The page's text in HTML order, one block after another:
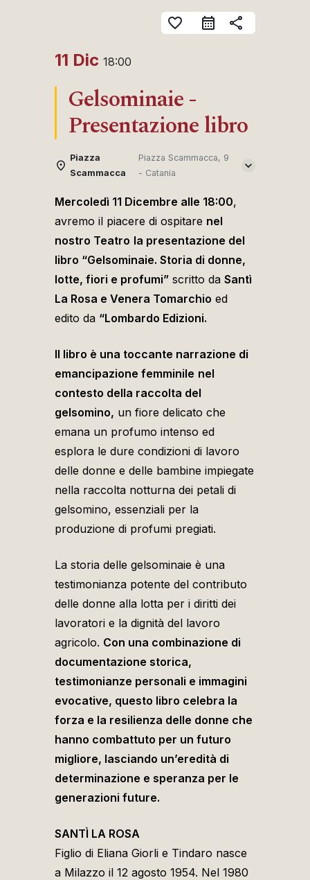
favorite_border share
11 Dic 18:00
Gelsominaie -
Presentazione libro
Piazza
Scammacca
Piazza Scammacca, 9
- Catania
Mercoledì 11 Dicembre alle 18:00,
avremo il piacere di ospitare nel
nostro Teatro la presentazione del
libro “Gelsominaie. Storia di donne,
lotte, fiori e profumi” scritto da Santì
La Rosa e Venera Tomarchio ed
edito da “Lombardo Edizioni.
Il libro è una toccante narrazione di
emancipazione femminile nel
contesto della raccolta del
gelsomino, un fiore delicato che
emana un profumo intenso ed
esplora le dure condizioni di lavoro
delle donne e delle bambine impiegate
nella raccolta notturna dei petali di
gelsomino, essenziali per la
produzione di profumi pregiati.
La storia delle gelsominaie è una
testimonianza potente del contributo
delle donne alla lotta per i diritti dei
lavoratori e la dignità del lavoro
agricolo. Con una combinazione di
documentazione storica,
testimonianze personali e immagini
evocative, questo libro celebra la
forza e la resilienza delle donne che
hanno combattuto per un futuro
migliore, lasciando un’eredità di
determinazione e speranza per le
generazioni future.
SANTÌ LA ROSA
Figlio di Eliana Giorli e Tindaro nasce
a Milazzo il 12 agosto 1954. Nel 1980